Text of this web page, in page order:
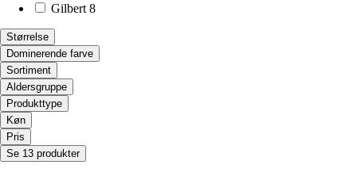
Gilbert 8
Størrelse
Dominerende farve
Sortiment
Aldersgruppe
Produkttype
Køn
Pris
Se 13 produkter